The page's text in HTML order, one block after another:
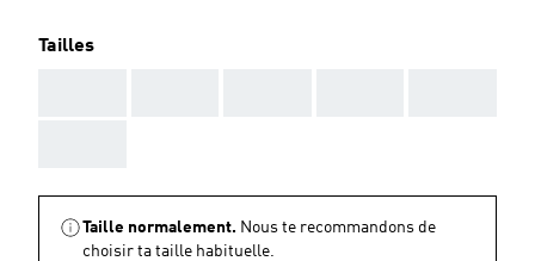
Tailles
Taille normalement. Nous te recommandons de
choisir ta taille habituelle.